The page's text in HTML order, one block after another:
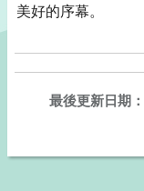
美好的序幕。
最後更新日期：